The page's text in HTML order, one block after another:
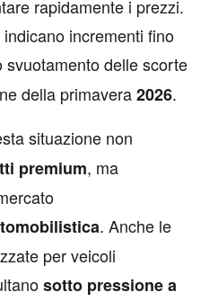
rapidamente i prezzi.
incrementi fino
svuotamento delle scorte
della primavera2026.
situazione non
premium, ma
. Anche le
per veicoli
sotto pressione a